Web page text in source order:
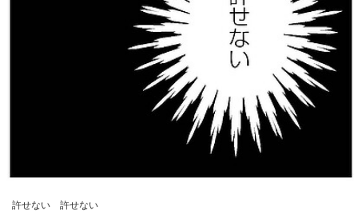
許せない 許せない